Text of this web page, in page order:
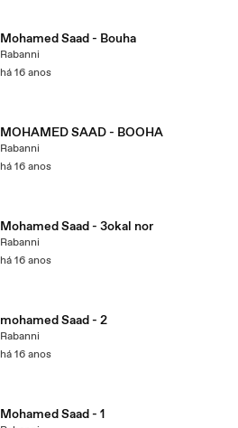
Mohamed Saad - Bouha
Rabanni
há 16 anos
MOHAMED SAAD - BOOHA
Rabanni
há 16 anos
Mohamed Saad - 3okal nor
Rabanni
há 16 anos
mohamed Saad - 2
Rabanni
há 16 anos
Mohamed Saad - 1